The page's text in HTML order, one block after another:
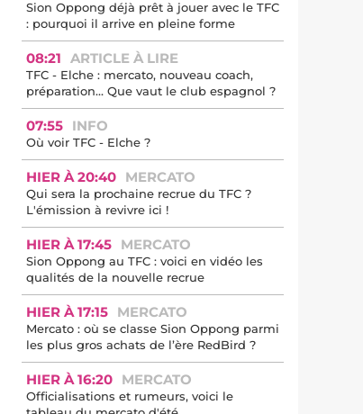
Sion Oppong déjà prêt à jouer avec le TFC
: pourquoi il arrive en pleine forme
08:21 ARTICLE À LIRE
TFC - Elche : mercato, nouveau coach,
préparation… Que vaut le club espagnol ?
07:55 INFO
Où voir TFC - Elche ?
HIER À 20:40 MERCATO
Qui sera la prochaine recrue du TFC ?
L'émission à revivre ici !
HIER À 17:45 MERCATO
Sion Oppong au TFC : voici en vidéo les
qualités de la nouvelle recrue
HIER À 17:15 MERCATO
Mercato : où se classe Sion Oppong parmi
les plus gros achats de l’ère RedBird ?
HIER À 16:20 MERCATO
Officialisations et rumeurs, voici le